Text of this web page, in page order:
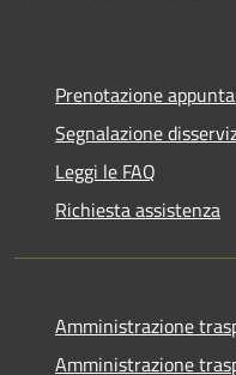
Prenotazione
Segnalazione
Leggi le FAQ
Richiesta assistenza
Amministrazione
Amministrazione